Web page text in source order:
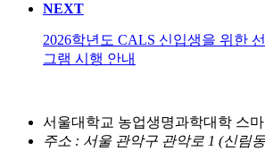
NEXT
2026학년도 CALS 신입생을 위한
그램 시행 안내
서울대학교 농업생명과학대학 스
주소 : 서울 관악구 관악로 1 (신림